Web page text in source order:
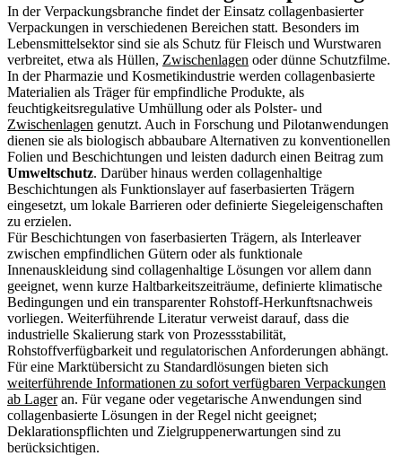
In der Verpackungsbranche findet der Einsatz collagenbasierter
Verpackungen in verschiedenen Bereichen statt. Besonders im
Lebensmittelsektor sind sie als Schutz für Fleisch und Wurstwaren
verbreitet, etwa als Hüllen, Zwischenlagen oder dünne Schutzfilme.
In der Pharmazie und Kosmetikindustrie werden collagenbasierte
Materialien als Träger für empfindliche Produkte, als
feuchtigkeitsregulative Umhüllung oder als Polster- und
Zwischenlagen genutzt. Auch in Forschung und Pilotanwendungen
dienen sie als biologisch abbaubare Alternativen zu konventionellen
Folien und Beschichtungen und leisten dadurch einen Beitrag zum
Umweltschutz. Darüber hinaus werden collagenhaltige
Beschichtungen als Funktionslayer auf faserbasierten Trägern
eingesetzt, um lokale Barrieren oder definierte Siegeleigenschaften
zu erzielen.
Für Beschichtungen von faserbasierten Trägern, als Interleaver
zwischen empfindlichen Gütern oder als funktionale
Innenauskleidung sind collagenhaltige Lösungen vor allem dann
geeignet, wenn kurze Haltbarkeitszeiträume, definierte klimatische
Bedingungen und ein transparenter Rohstoff-Herkunftsnachweis
vorliegen. Weiterführende Literatur verweist darauf, dass die
industrielle Skalierung stark von Prozessstabilität,
Rohstoffverfügbarkeit und regulatorischen Anforderungen abhängt.
Für eine Marktübersicht zu Standardlösungen bieten sich
weiterführende Informationen zu sofort verfügbaren Verpackungen
ab Lageran. Für vegane oder vegetarische Anwendungen sind
collagenbasierte Lösungen in der Regel nicht geeignet;
Deklarationspflichten und Zielgruppenerwartungen sind zu
berücksichtigen.